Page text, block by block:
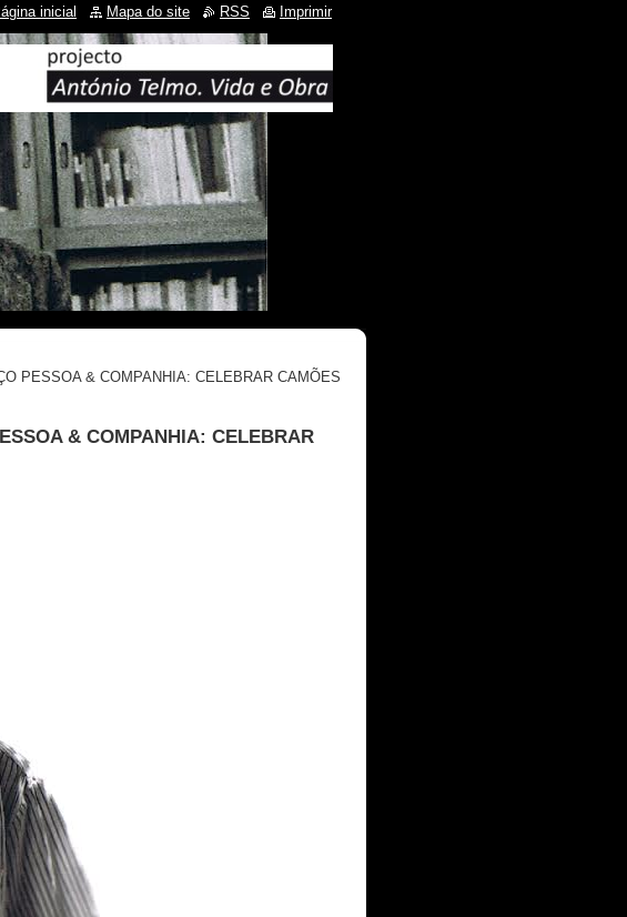
PESSOA & COMPANHIA: CELEBRAR CAMÕES
& COMPANHIA: CELEBRAR
inicial Mapa do site RSS Imprimir